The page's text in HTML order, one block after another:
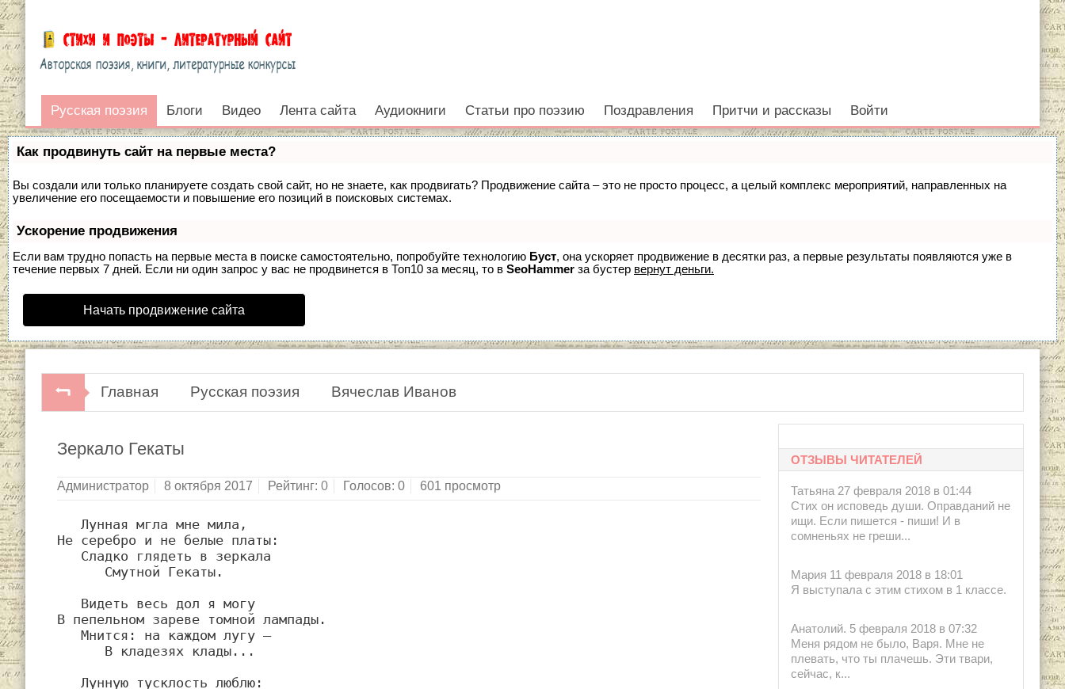
Русская поэзия
Войти
Русская поэзия Блоги Видео Лента сайта Аудиокниги Статьи про поэзию Поздравления Притчи и рассказы Войти
Как продвинуть сайт на первые места?
Вы создали или только планируете создать свой сайт, но не знаете, как продвигать? Продвижение сайта – это не просто процесс, а целый комплекс мероприятий, направленных на
увеличение его посещаемости и повышение его позиций в поисковых системах.
Ускорение продвижения
Если вам трудно попасть на первые места в поиске самостоятельно, попробуйте технологию Буст, она ускоряет продвижение в десятки раз, а первые результаты появляются уже в
течение первых 7 дней. Если ни один запрос у вас не продвинется в Топ10 за месяц, то в SeoHammer за бустер вернут деньги.
Начать продвижение сайта
Главная Русская поэзия Вячеслав Иванов
Вячеслав Иванов. Стихотворения. Поэмы. Трагедия.Новая библиотека поэта.Санкт-Петербург: Академический проект, 1995.
Зеркало Гекаты
Администратор 8 октября 2017 Рейтинг: 0 Голосов: 0 601 просмотр
Не серебро и не белые платы:
В пепельном зареве томной лампады.
ОТЗЫВЫ ЧИТАТЕЛЕЙ
Татьяна 27 февраля 2018 в 01:44
Стих он исповедь души. Оправданий не
ищи. Если пишется - пиши! И в
сомненьях не греши...
Мария 11 февраля 2018 в 18:01
Я выступала с этим стихом в 1 классе.
Анатолий. 5 февраля 2018 в 07:32
Меня рядом не было, Варя. Мне не
плевать, что ты плачешь. Эти твари,
сейчас, к...